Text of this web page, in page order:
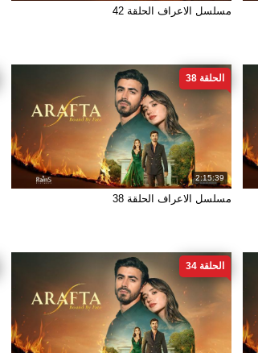
مسلسل الاعراف الحلقة 42
2:15:39
الحلقة 38
مسلسل الاعراف الحلقة 38
الحلقة 34